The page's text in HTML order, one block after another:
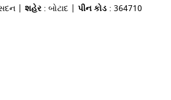
સદન |શહેર: બોટાદ |પીન કોડ : 364710